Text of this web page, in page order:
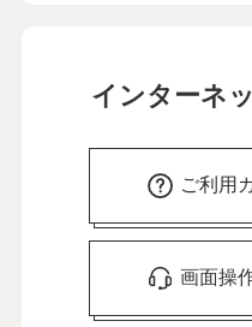
インターネ
ご利用
画面操